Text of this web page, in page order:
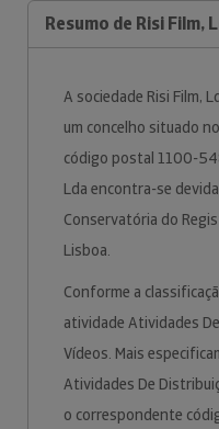
Resumo de Risi Film,
A sociedade Risi Film,
um concelho situado
código postal 1100-
Lda encontra-se
Conservatória do
Lisboa.
Conforme a
atividade Atividades
Vídeos. Mais
Atividades De
o correspondente